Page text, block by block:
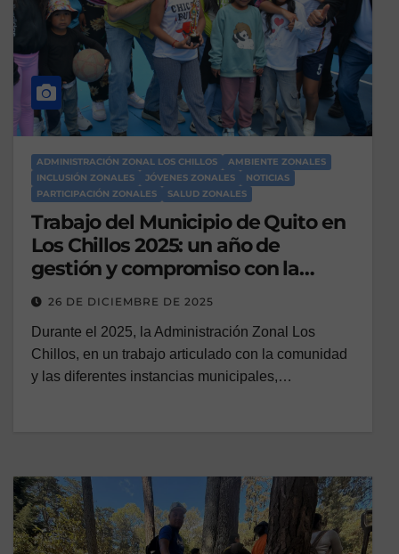
ADMINISTRACIÓN ZONAL LOS CHILLOS
AMBIENTE ZONALES
INCLUSIÓN ZONALES
JÓVENES ZONALES
NOTICIAS
PARTICIPACIÓN ZONALES
SALUD ZONALES
Trabajo del Municipio de Quito en
Los Chillos 2025: un año de
gestión y compromiso con la
comunidad
26 DE DICIEMBRE DE 2025
Durante el 2025, la Administración Zonal Los
Chillos, en un trabajo articulado con la comunidad
y las diferentes instancias municipales,…